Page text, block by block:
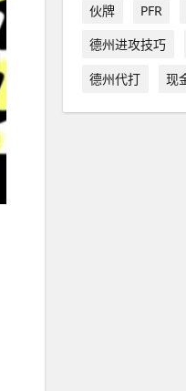
伙牌
PFR
德州进攻技巧
德州代打
现